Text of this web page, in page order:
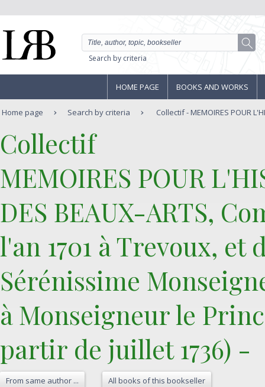
Search by criteria
HOME PAGE BOOKS AND WORKS
Home page Search by criteria Collectif - MEMOIRES POUR
‎Collectif‎
‎MEMOIRES POUR
DES BEAUX-ARTS,
l'an 1701 à Trevoux, et
Sérénissime
à Monseigneur le
partir de juillet 1736) -‎
From same author ... All books of this bookseller